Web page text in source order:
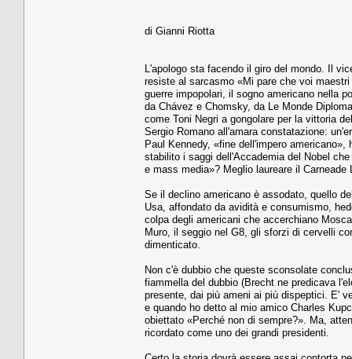
di Gianni Riotta
L'apologo sta facendo il giro del mondo. Il
resiste al sarcasmo «Mi pare che voi
guerre impopolari, il sogno americano nella
da Chávez e Chomsky, da Le Monde
come Toni Negri a gongolare per la vittoria
Sergio Romano all'amara constatazione:
Paul Kennedy, «fine dell'impero
stabilito i saggi dell'Accademia del Nobel
e mass media»? Meglio laureare il
Se il declino americano è assodato, quello
Usa, affondato da avidità e consumismo,
colpa degli americani che accerchiano
Muro, il seggio nel G8, gli sforzi di cervelli
dimenticato.
Non c'è dubbio che queste sconsolate
fiammella del dubbio (Brecht ne predicava
presente, dai più ameni ai più dispeptici. E'
e quando ho detto al mio amico Charles
obiettato «Perché non di sempre?». Ma,
ricordato come uno dei grandi presidenti.